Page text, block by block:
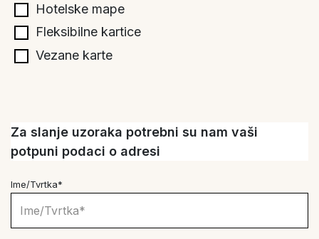
Hotelske mape
Fleksibilne kartice
Vezane karte
Za slanje uzoraka potrebni su nam vaši
potpuni podaci o adresi
Ime/Tvrtka*